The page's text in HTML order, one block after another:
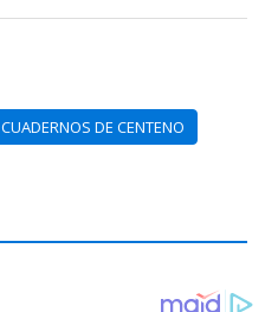
CUADERNOS DE CENTENO